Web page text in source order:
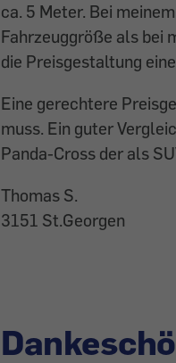
ca. 5 Meter. Bei
Fahrzeuggröße als bei
die Preisgestaltung
Eine gerechtere
muss. Ein guter
Panda-Cross der als
Thomas S.
3151 St.Georgen